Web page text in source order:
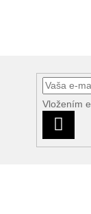
Vložením
SA